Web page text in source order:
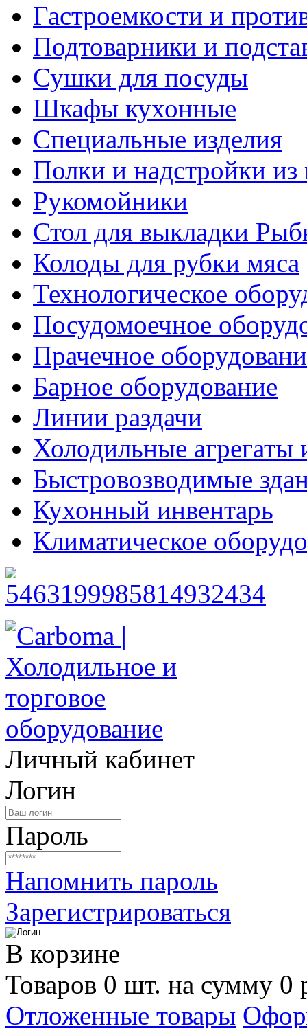
Гастроемкости и
Подтоварники и
Сушки для посуды
Шкафы кухонные
Специальные изделия
Полки и надстройки из
Рукомойники
Стол для выкладки
Колоды для рубки мяса
Технологическое
Посудомоечное
Прачечное
Барное оборудование
Линии раздачи
Холодильные агрегаты
Быстровозводимые
Кухонный инвентарь
Климатическое
Личный кабинет
Логин
Пароль
Напомнить пароль
Зарегистрироваться
В корзине
Товаров 0 шт. на сумму 0
Отложенные товары